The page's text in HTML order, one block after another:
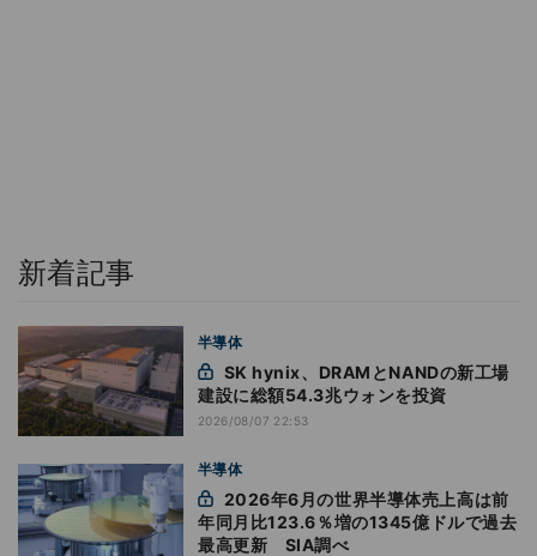
新着記事
半導体
建設に総額54.3兆ウォンを投資
2026/08/07 22:53
半導体
年同月比123.6％増の1345億ドルで過去
最高更新 SIA調べ